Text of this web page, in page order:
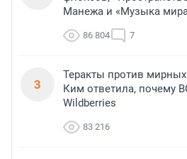
Манежа и «Музыка
86 804 7
3
Теракты против
Ким ответила, почему
Wildberries
83 216